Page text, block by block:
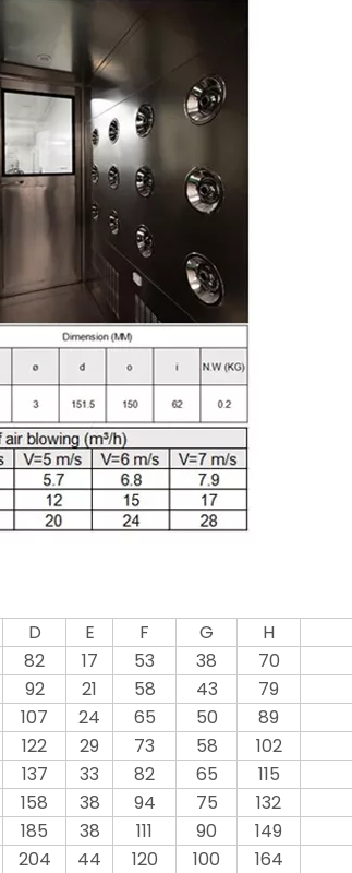
D E F G H
82 17 53 38 70
92 21 58 43 79
107 24 65 50 89
122 29 73 58 102
137 33 82 65 115
158 38 94 75 132
185 38 111 90 149
204 44 120 100 164